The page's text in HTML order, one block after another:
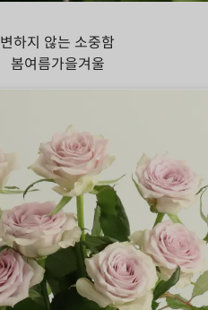
변하지 않는 소중함
봄여름가을겨울